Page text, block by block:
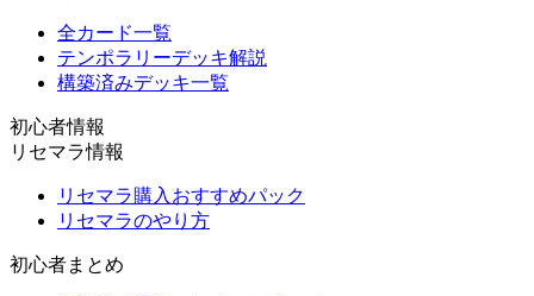
全カード一覧
テンポラリーデッキ解説
構築済みデッキ一覧
初心者情報
リセマラ情報
リセマラ購入おすすめパック
リセマラのやり方
初心者まとめ